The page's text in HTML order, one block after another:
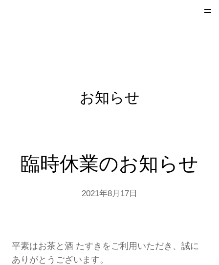
お知らせ
臨時休業のお知らせ
2021年8月17日
平素はお茶と酒 たすきをご利用いただき、誠に
ありがとうございます。